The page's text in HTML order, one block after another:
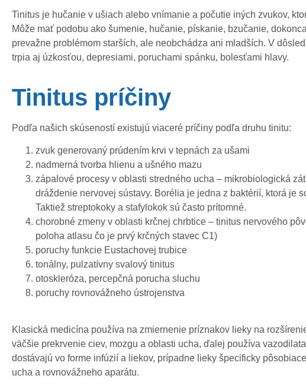
Tinitus je hučanie v ušiach alebo vnímanie a počutie iných zvukov,
Môže mať podobu ako šumenie, hučanie, pískanie, bzučanie,
prevažne problémom starších, ale neobchádza ani mladších. V
trpia aj úzkosťou, depresiami, poruchami spánku, bolesťami hlavy.
Tinitus príčiny
Podľa našich skúseností existujú viaceré príčiny podľa druhu tinitu:
zvuk generovaný prúdením krvi v tepnách za ušami
nadmerná tvorba hlienu a ušného mazu
zápalové procesy v oblasti stredného ucha – mikrobiologická
dráždenie nervovej sústavy. Borélia je jedna z baktérií, ktorá je
Taktiež streptokoky a stafylokok sú často prítomné.
chorobné zmeny v oblasti krčnej chrbtice – tinitus nervového
poloha atlasu čo je prvý krčných stavec C1)
poruchy funkcie Eustachovej trubice
tonálny, pulzatívny svalový tinitus
otoskleróza, percepčná porucha sluchu
poruchy rovnovážneho ústrojenstva
Klasická medicína používa na zmiernenie príznakov lieky na
väčšie prekrvenie ciev, mozgu a oblasti ucha, ďalej používa
dostávajú vo forme infúzií a liekov, prípadne lieky špecificky
ucha a rovnovážneho aparátu.